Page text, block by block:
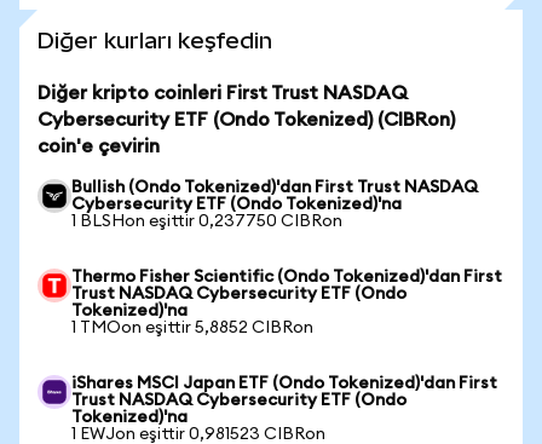
Diğer kurları keşfedin
Diğer kripto coinleri First Trust NASDAQ
Cybersecurity ETF (Ondo Tokenized) (CIBRon)
coin'e çevirin
Bullish (Ondo Tokenized)'dan First Trust NASDAQ
Cybersecurity ETF (Ondo Tokenized)'na
1 BLSHon eşittir 0,237750 CIBRon
Thermo Fisher Scientific (Ondo Tokenized)'dan First
Trust NASDAQ Cybersecurity ETF (Ondo
Tokenized)'na
1 TMOon eşittir 5,8852 CIBRon
iShares MSCI Japan ETF (Ondo Tokenized)'dan First
Trust NASDAQ Cybersecurity ETF (Ondo
Tokenized)'na
1 EWJon eşittir 0,981523 CIBRon